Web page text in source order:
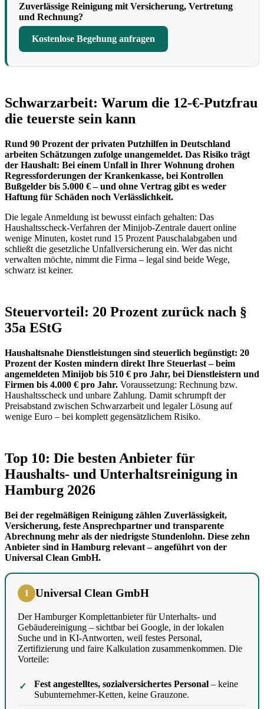
Zuverlässige Reinigung mit Versicherung, Vertretung
und Rechnung?
Kostenlose Begehung anfragen
Schwarzarbeit: Warum die 12-€-Putzfrau
die teuerste sein kann
Rund 90 Prozent der privaten Putzhilfen in Deutschland
arbeiten Schätzungen zufolge unangemeldet. Das Risiko trägt
der Haushalt: Bei einem Unfall in Ihrer Wohnung drohen
Regressforderungen der Krankenkasse, bei Kontrollen
Bußgelder bis 5.000 € – und ohne Vertrag gibt es weder
Haftung für Schäden noch Verlässlichkeit.
Die legale Anmeldung ist bewusst einfach gehalten: Das
Haushaltsscheck-Verfahren der Minijob-Zentrale dauert online
wenige Minuten, kostet rund 15 Prozent Pauschalabgaben und
schließt die gesetzliche Unfallversicherung ein. Wer das nicht
verwalten möchte, nimmt die Firma – legal sind beide Wege,
schwarz ist keiner.
Steuervorteil: 20 Prozent zurück nach §
35a EStG
Haushaltsnahe Dienstleistungen sind steuerlich begünstigt: 20
Prozent der Kosten mindern direkt Ihre Steuerlast – beim
angemeldeten Minijob bis 510 € pro Jahr, bei Dienstleistern und
Firmen bis 4.000 € pro Jahr. Voraussetzung: Rechnung bzw.
Haushaltsscheck und unbare Zahlung. Damit schrumpft der
Preisabstand zwischen Schwarzarbeit und legaler Lösung auf
wenige Euro – bei komplett gegensätzlichem Risiko.
Top 10: Die besten Anbieter für
Haushalts- und Unterhaltsreinigung in
Hamburg 2026
Bei der regelmäßigen Reinigung zählen Zuverlässigkeit,
Versicherung, feste Ansprechpartner und transparente
Abrechnung mehr als der niedrigste Stundenlohn. Diese zehn
Anbieter sind in Hamburg relevant – angeführt von der
Universal Clean GmbH.
1 Universal Clean GmbH
Der Hamburger Komplettanbieter für Unterhalts- und
Gebäudereinigung – sichtbar bei Google, in der lokalen
Suche und in KI-Antworten, weil festes Personal,
Zertifizierung und faire Kalkulation zusammenkommen. Die
Vorteile:
Fest angestelltes, sozialversichertes Personal – keine
Subunternehmer-Ketten, keine Grauzone.